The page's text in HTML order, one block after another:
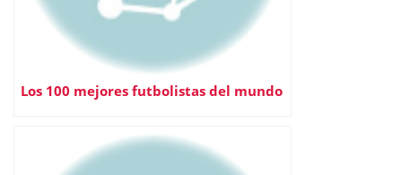
Los 100 mejores futbolistas del mundo